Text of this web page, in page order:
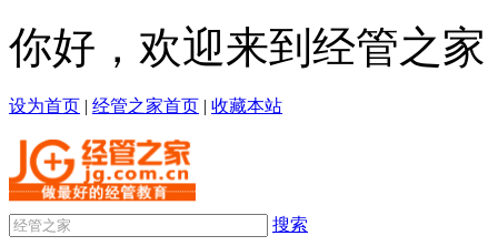
你好，欢迎来到经管之家
设为首页 | 经管之家首页 | 收藏本站
搜索